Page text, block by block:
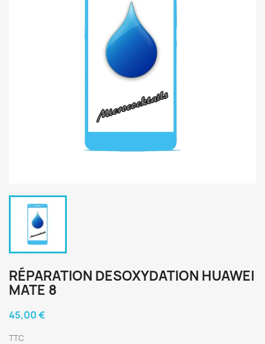
RÉPARATION DESOXYDATION HUAWEI
MATE 8
45,00 €
TTC